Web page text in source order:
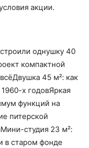
акции.
однушку 40
компактной
45 м²: как
х годовЯркая
функций на
питерской
студия 23 м²:
в старом фонде